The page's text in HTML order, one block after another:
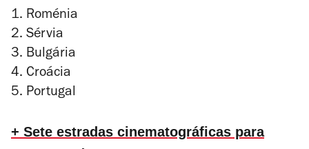
1. Roménia
2. Sérvia
3. Bulgária
4. Croácia
5. Portugal
+ Sete estradas cinematográficas para